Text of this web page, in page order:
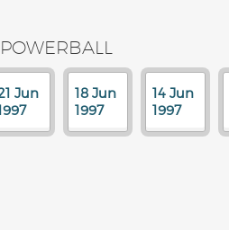
Jun
18 Jun
1997
14 Jun
1997